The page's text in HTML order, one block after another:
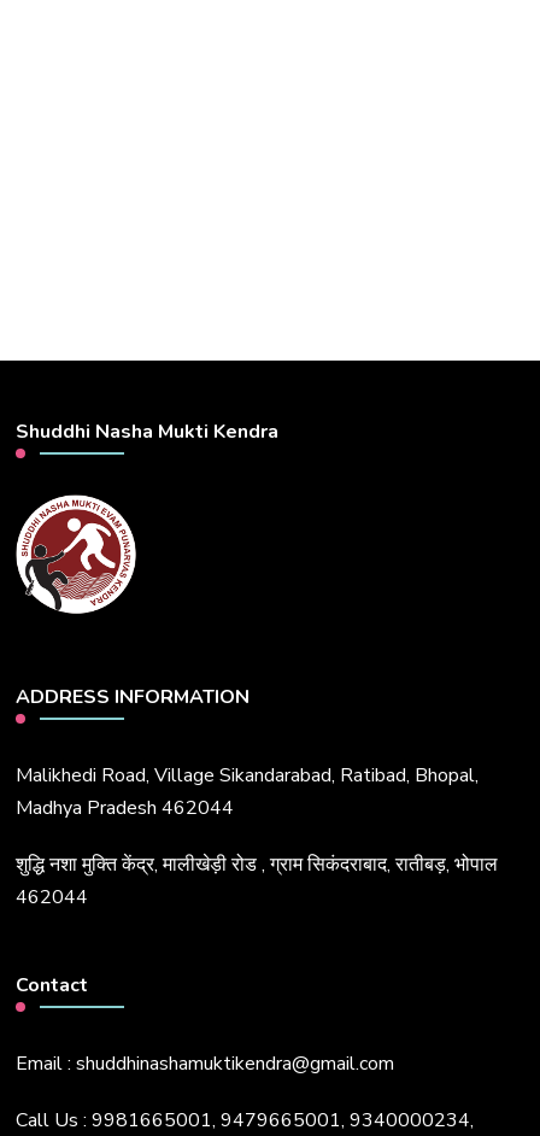
Shuddhi Nasha Mukti Kendra
ADDRESS INFORMATION
Malikhedi Road, Village Sikandarabad, Ratibad, Bhopal,
Madhya Pradesh 462044
शुद्धि नशा मुक्ति केंद्र, मालीखेड़ी रोड , ग्राम सिकंदराबाद, रातीबड़, भोपाल
462044
Contact
Email : shuddhinashamuktikendra@gmail.com
Call Us : 9981665001, 9479665001, 9340000234,